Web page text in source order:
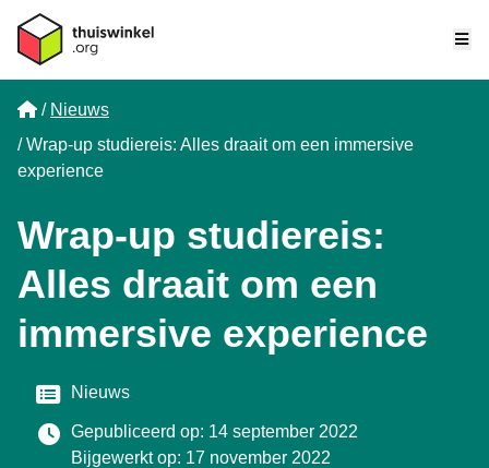
Home
Nieuws
Wrap-up studiereis: Alles draait om een immersive
experience
Wrap-up studiereis:
Alles draait om een
immersive experience
Categorie
Nieuws
Gepubliceerd op: 14 september 2022
Bijgewerkt op: 17 november 2022